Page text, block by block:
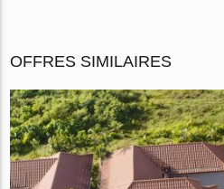
OFFRES SIMILAIRES